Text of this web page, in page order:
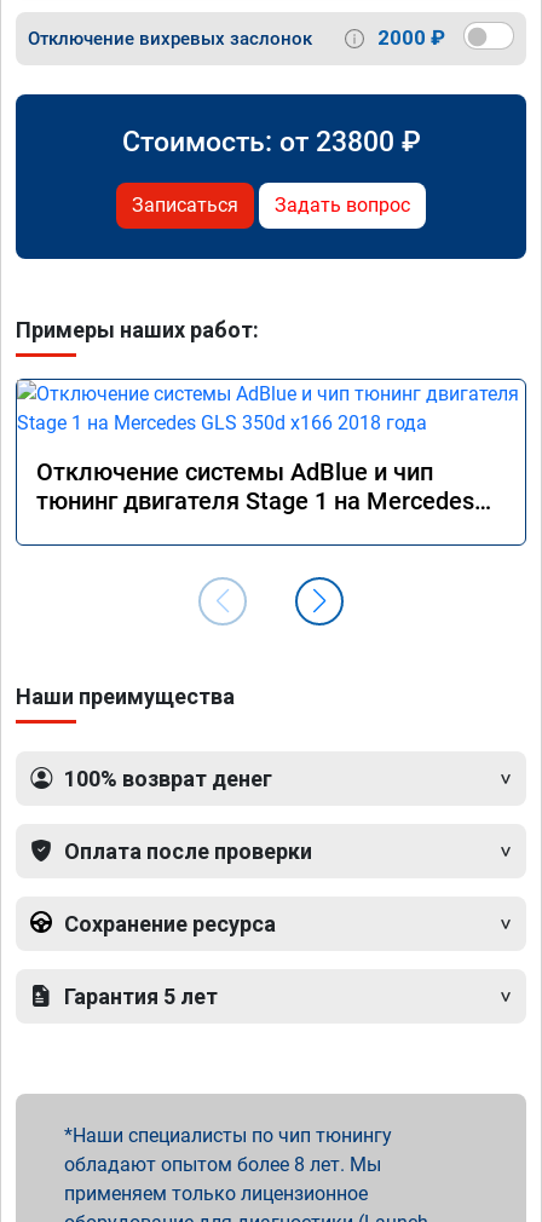
Отключение вихревых заслонок 2000 ₽
Стоимость: от 23800 ₽
Записаться Задать вопрос
Примеры наших работ:
Отключение системы AdBlue и чип
тюнинг двигателя Stage 1 на Mercedes
Наши преимущества
100% возврат денег
Оплата после проверки
Сохранение ресурса
Гарантия 5 лет
Наши специалисты по чип тюнингу
обладают опытом более 8 лет. Мы
применяем только лицензионное